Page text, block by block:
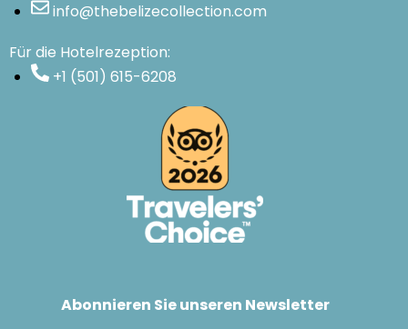
info@thebelizecollection.com
Für die Hotelrezeption:
+1 (501) 615-6208
Abonnieren Sie unseren Newsletter